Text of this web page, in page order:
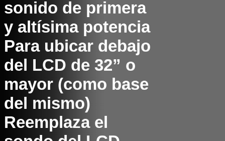
sonido de primera
y altísima potencia
Para ubicar debajo
del LCD de 32” o
mayor (como base
del mismo)
Reemplaza el